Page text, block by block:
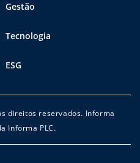
Gestão
Tecnologia
ESG
direitos reservados. Informa
Informa PLC.